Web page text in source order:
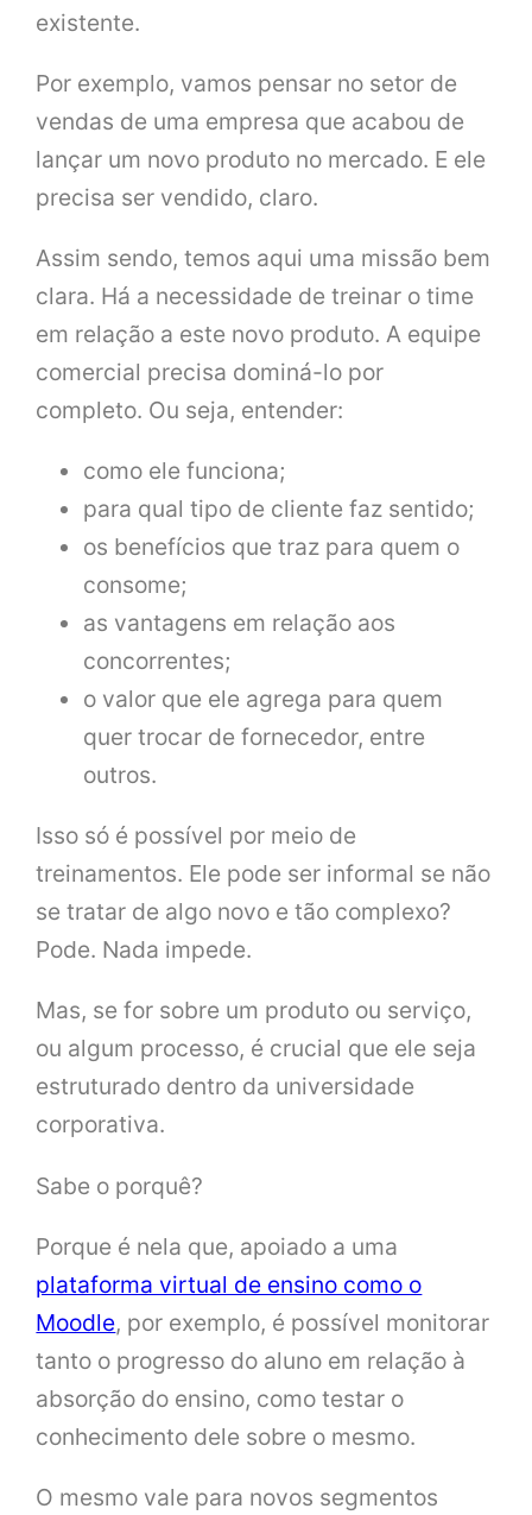
existente.
Por exemplo, vamos pensar no setor de
vendas de uma empresa que acabou de
lançar um novo produto no mercado. E ele
precisa ser vendido, claro.
Assim sendo, temos aqui uma missão bem
clara. Há a necessidade de treinar o time
em relação a este novo produto. A equipe
comercial precisa dominá-lo por
completo. Ou seja, entender:
como ele funciona;
para qual tipo de cliente faz sentido;
os benefícios que traz para quem o
consome;
as vantagens em relação aos
concorrentes;
o valor que ele agrega para quem
quer trocar de fornecedor, entre
outros.
Isso só é possível por meio de
treinamentos. Ele pode ser informal se não
se tratar de algo novo e tão complexo?
Pode. Nada impede.
Mas, se for sobre um produto ou serviço,
ou algum processo, é crucial que ele seja
estruturado dentro da universidade
corporativa.
Sabe o porquê?
Porque é nela que, apoiado a uma
plataforma virtual de ensino como o
Moodle, por exemplo, é possível monitorar
tanto o progresso do aluno em relação à
absorção do ensino, como testar o
conhecimento dele sobre o mesmo.
O mesmo vale para novos segmentos